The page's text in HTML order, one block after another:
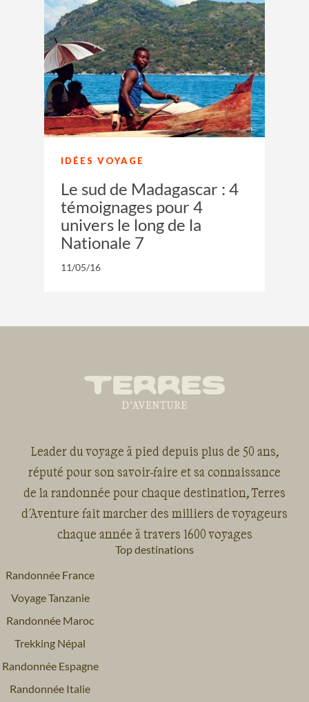
IDÉES VOYAGE
Le sud de Madagascar : 4
témoignages pour 4
univers le long de la
Nationale 7
11/05/16
Leader du voyage à pied depuis plus de 50 ans,
réputé pour son savoir-faire et sa connaissance
de la randonnée pour chaque destination, Terres
d'Aventure fait marcher des milliers de voyageurs
chaque année à travers 1600 voyages
Top destinations
Randonnée France
Voyage Tanzanie
Randonnée Maroc
Trekking Népal
Randonnée Espagne
Randonnée Italie